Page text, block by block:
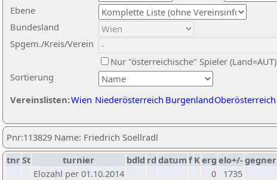
Ebene
Sortierung
Bundesland
Spgem./Kreis/Verein
Nur "österreichische" Spieler (Land=AUT)
Vereinslisten:Wien Niederösterreich BurgenlandOberösterreich
Pnr:113829 Name: Friedrich Soellradl
tnrSt turnier bdld rd datumf Kerg elo+/-gegner
Elozahl per 01.10.2014
0
1735